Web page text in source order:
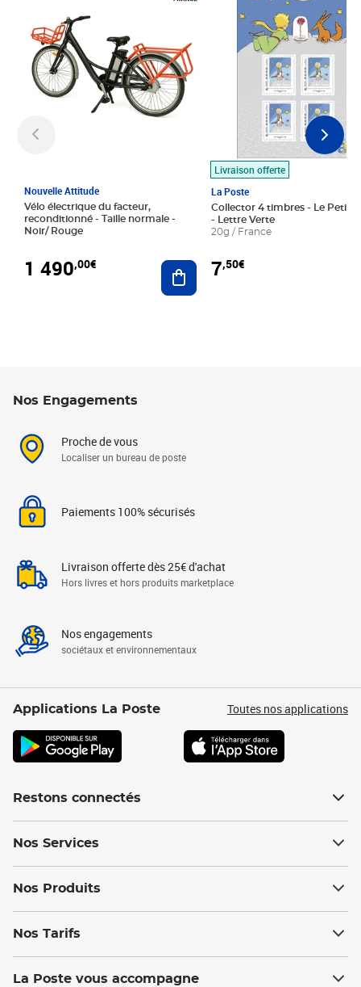
Nouvelle Attitude
Vélo électrique du facteur,
reconditionné - Taille normale -
Noir/ Rouge
1 490,00€ Ajouter au panier
Livraison offerte
La Poste
Collector 4 timbres - Le Petit
- Lettre Verte
20g / France
7,50€
Nos Engagements
Proche de vous
Localiser un bureau de poste
Paiements 100% sécurisés
Livraison offerte dès 25€ d'achat
Hors livres et hors produits marketplace
Nos engagements
sociétaux et environnementaux
Applications La Poste Toutes nos applications
Restons connectés
Nos Services
Nos Produits
Nos Tarifs
La Poste vous accompagne